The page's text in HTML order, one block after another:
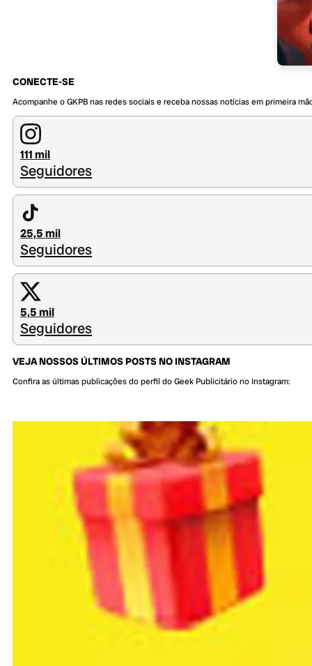
CONECTE-SE
Acompanhe o GKPB nas redes sociais e receba nossas notícias em primeira
111 mil
Seguidores
25,5 mil
Seguidores
5,5 mil
Seguidores
VEJA NOSSOS ÚLTIMOS POSTS NO INSTAGRAM
Confira as últimas publicações do perfil do Geek Publicitário no Instagram: